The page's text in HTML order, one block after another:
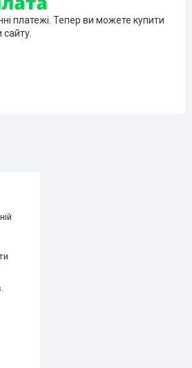
платежі. Тепер ви можете купити